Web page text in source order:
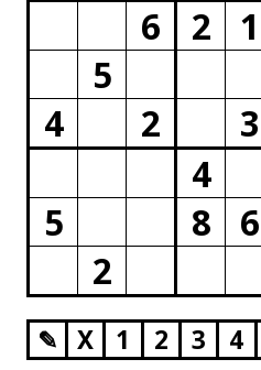
6
2 1
5
4
2 3
4
5
8
6
2
✎ X 1 2 3 4